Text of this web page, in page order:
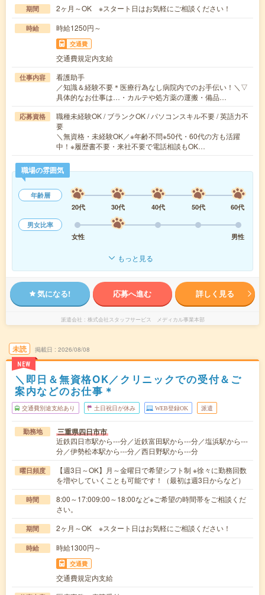
期間 2ヶ月～OK ※スタート日はお気軽にご相談ください！
時給 時給1250円～
交通費
交通費規定内支給
仕事内容
看護助手
／知識＆経験不要＊医療行為なし病院内でのお手伝い！＼▽
具体的なお仕事は…・カルテや処方薬の運搬・備品…
応募資格
職種未経験OK / ブランクOK / パソコンスキル不要 / 英語力不
要
＼無資格・未経験OK／※年齢不問※50代・60代の方も活躍
中！※履歴書不要・来社不要で電話相談もOK…
職場の雰囲気
年齢層
20代
30代 40代 50代
60代
男女比率
女性
男性
もっと見る
気になる! 応募へ進む 詳しく見る
派遣会社 株式会社スタッフサービス メディカル事業本部
未読
NEW
掲載日 2026/08/08
＼即日＆無資格OK／クリニックでの受付＆ご
案内などのお仕事＊
交通費別途支給あり 土日祝日が休み WEB登録OK 派遣
勤務地 三重県四日市市
近鉄四日市駅から---分／近鉄富田駅から---分／塩浜駅から---
分／伊勢松本駅から---分／西日野駅から---分
曜日頻度
【週3日～OK】月～金曜日で希望シフト制 ※徐々に勤務回数
を増やしていくことも可能です！（最初は週3日からなど）
時間
8:00～17:009:00～18:00など※ご希望の時間帯をご相談くだ
さい。
期間 2ヶ月～OK ※スタート日はお気軽にご相談ください！
時給 時給1300円～
交通費
交通費規定内支給